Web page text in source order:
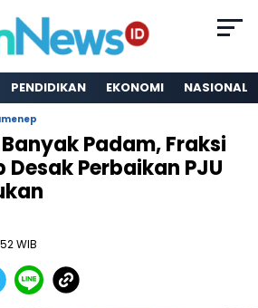
PENDIDIKAN EKONOMI NASIONAL
Padam, Fraksi
Desak Perbaikan PJU
WIB